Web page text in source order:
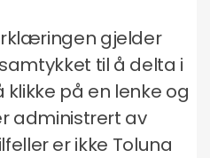
gjelder
til å delta i
på en lenke og
administrert av
er ikke Toluna